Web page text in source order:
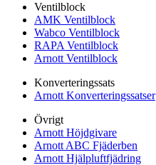
Ventilblock
AMK Ventilblock
Wabco Ventilblock
RAPA Ventilblock
Arnott Ventilblock
Konverteringssats
Arnott Konverteringssatser
Övrigt
Arnott Höjdgivare
Arnott ABC Fjäderben
Arnott Hjälpluftfjädring